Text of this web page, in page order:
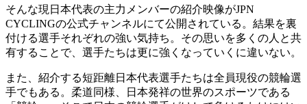
そんな現日本代表の主力メンバーの紹介映像がJPN
CYCLINGの公式チャンネルにて公開されている。結果を裏
付ける選手それぞれの強い気持ち。その思いを多くの人と共
有することで、選手たちは更に強くなっていくに違いない。
また、紹介する短距離日本代表選手たちは全員現役の競輪選
手でもある。柔道同様、日本発祥の世界のスポーツである